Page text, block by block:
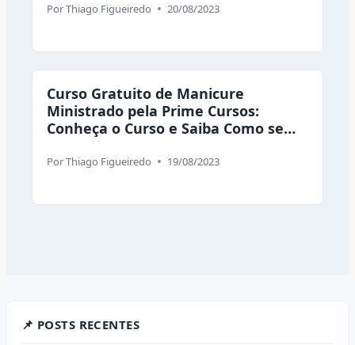
PorThiago Figueiredo 20/08/2023
Curso Gratuito de Manicure
Ministrado pela Prime Cursos:
Conheça o Curso e Saiba Como se
PorThiago Figueiredo 19/08/2023
📌 POSTS RECENTES